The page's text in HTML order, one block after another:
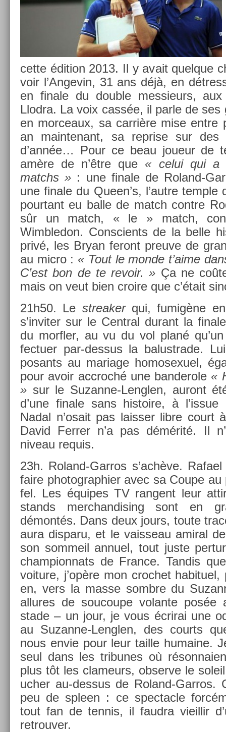
cette édi­tion 2013. Il y avait quel­que
voir l’An­gevin, 31 ans déjà, en
en fin­ale du doub­le mes­sieurs,
Llod­ra. La voix cassée, il parle de ses
en mor­ceaux, sa carrière mise entre
an main­tenant, sa re­pr­ise sur des
d’année… Pour ce beau joueur de
amère de n’être que « celui qui a
matchs » : une fin­ale de Roland-
une fin­ale du Queen’s, l’autre
pour­tant eu balle de match con­tre
sûr un match, « le » match,
Wimbledon. Con­scients de la belle
privé, les Bryan feront pre­uve de
au micro : « Tout le monde t’aime
C’est bon de te re­voir. » Ça ne
mais on veut bien croire que c’était
21h50. Le streak­erqui, fumigène
s’in­vit­er sur le Centr­al durant la
du morfl­er, au vu du vol plané
fectu­er par-dessus la balustrade.
posants au mariage homosexuel,
pour avoir accroché une ban­derole «
» sur le Suzanne-Lenglen, auront
d’une fin­ale sans his­toire, à
Nadal n’osait pas laiss­er libre court
David Ferr­er n’a pas démérité. Il
niveau re­quis.
23h. Roland-Garros s’achève.
faire photog­raphi­er avec sa Coupe
fel. Les équipes TV ran­gent leur
stands merchan­dis­ing sont en
démontés. Dans deux jours, toute
aura dis­paru, et le vais­seau amir­al
son som­meil an­nuel, tout juste
cham­pion­nats de Fran­ce. Tan­dis
voi­ture, j’opère mon croc­het
en, vers la masse sombre du
al­lures de soucoupe volan­te posée
stade – un jour, je vous écrirai une
au Suzanne-Lenglen, des co­urts
nous envie pour leur tail­le humaine.
seul dans les tri­bunes où
plus tôt les clameurs, ob­ser­ve le
uch­er au-dessus de Roland-Garros.
peu de sple­en : ce spec­tacle
tout fan de ten­nis, il faud­ra vieil­lir
retro­uv­er.